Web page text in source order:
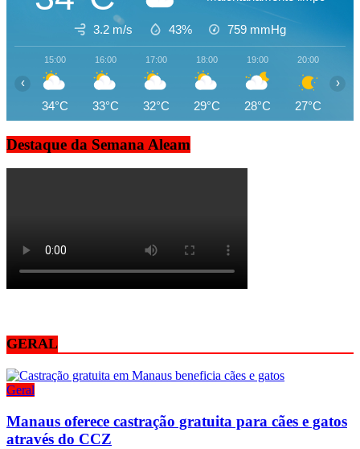
3.2 m/s 43% 759 mmHg
15:00
34°C
16:00
33°C
17:00
32°C
18:00
29°C
19:00
28°C
20:00
27°C
‹ ›
Destaque da Semana Aleam
GERAL
Geral
Manaus oferece castração gratuita para cães e gatos
através do CCZ